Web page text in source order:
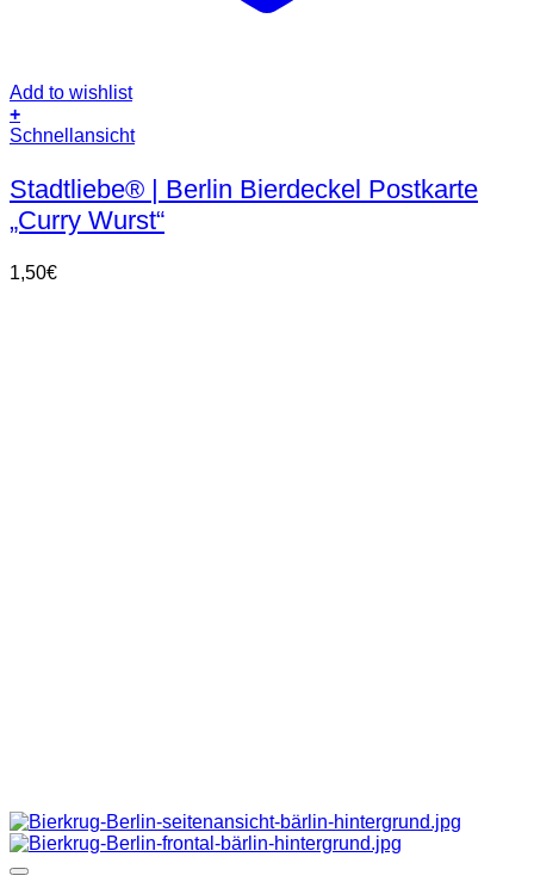
Add to wishlist
+
Schnellansicht
Stadtliebe® | Berlin Bierdeckel Postkarte
„Curry Wurst“
1,50€